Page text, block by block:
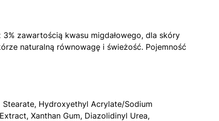
zawartością kwasu migdałowego, dla skóry
naturalną równowagę i świeżość. Pojemność
Stearate, Hydroxyethyl Acrylate/Sodium
Xanthan Gum, Diazolidinyl Urea,